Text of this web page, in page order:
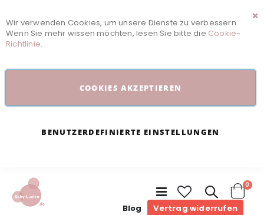
Wir verwenden Cookies, um unsere Dienste zu verbessern.
Wenn Sie mehr wissen möchten, lesen Sie bitte die Cookie-
Richtlinie.
COOKIES AKZEPTIEREN
BENUTZERDEFINIERTE EINSTELLUNGEN
Navigation
umschalten
Blog Vertrag widerrufenCart
0